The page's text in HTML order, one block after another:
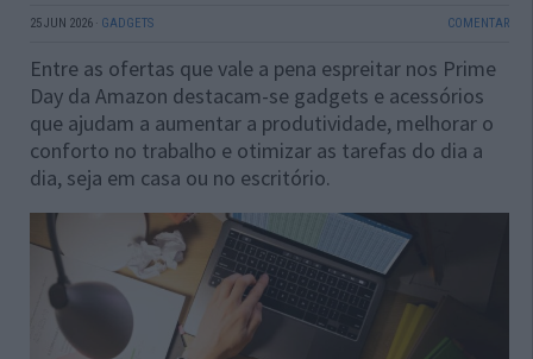
25 JUN 2026 · GADGETS COMENTAR
Entre as ofertas que vale a pena espreitar nos Prime
Day da Amazon destacam-se gadgets e acessórios
que ajudam a aumentar a produtividade, melhorar o
conforto no trabalho e otimizar as tarefas do dia a
dia, seja em casa ou no escritório.